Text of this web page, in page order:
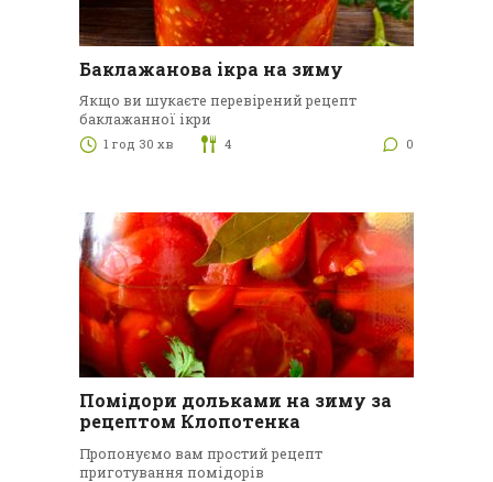
Баклажанова ікра на зиму
Якщо ви шукаєте перевірений рецепт
баклажанної ікри
1 год 30 хв 4 0
Помідори дольками на зиму за
рецептом Клопотенка
Пропонуємо вам простий рецепт
приготування помідорів